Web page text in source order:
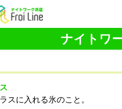
ナイトワ
スに入れる氷のこと。